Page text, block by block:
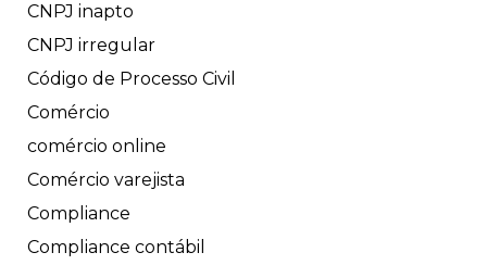
CNPJ inapto
CNPJ irregular
Código de Processo Civil
Comércio
comércio online
Comércio varejista
Compliance
Compliance contábil